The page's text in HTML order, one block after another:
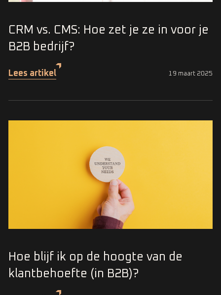
CRM vs. CMS: Hoe zet je ze in voor je
B2B bedrijf?
Lees artikel 19 maart 2025
Hoe blijf ik op de hoogte van de
klantbehoefte (in B2B)?